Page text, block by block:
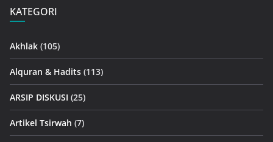
KATEGORI
Akhlak (105)
Alquran & Hadits (113)
ARSIP DISKUSI (25)
Artikel Tsirwah (7)